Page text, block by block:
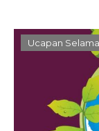
Ucapan